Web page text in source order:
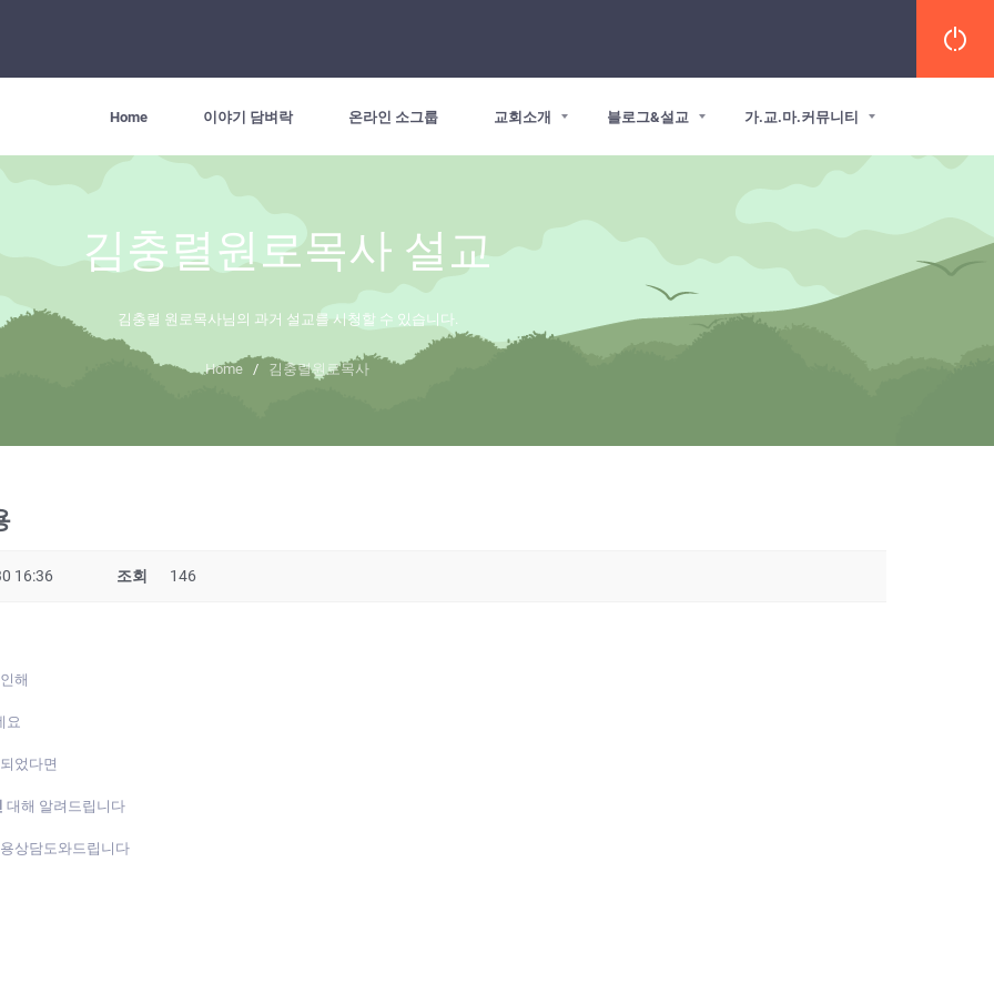
Home 이야기 담벼락 온라인 소그룹 교회소개 블로그&설교 가.교.마.커뮤니티
김충렬원로목사 설교
김충렬 원로목사님의 과거 설교를 시청할 수 있습니다.
Home / 김충렬원로목사
16:36 조회 146
해
요
었다면
대해 알려드립니다
상담도와드립니다